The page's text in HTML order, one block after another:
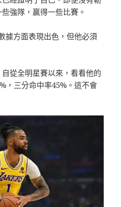
強隊，贏得一些比賽。
據方面表現出色，但他必須
自從全明星賽以來，看看他的
，三分命中率45%。這不會